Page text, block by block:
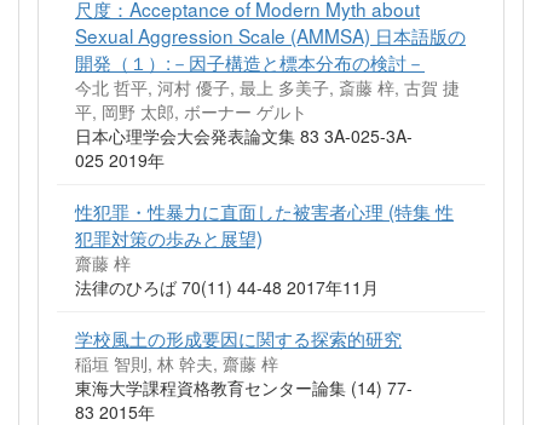
尺度：Acceptance of Modern Myth about
Sexual Aggression Scale (AMMSA) 日本語版の
開発（１）:－因子構造と標本分布の検討－
今北 哲平, 河村 優子, 最上 多美子, 斎藤 梓, 古賀 捷
平, 岡野 太郎, ボーナー ゲルト
日本心理学会大会発表論文集 83 3A-025-3A-
025 2019年
性犯罪・性暴力に直面した被害者心理 (特集 性
犯罪対策の歩みと展望)
齋藤 梓
法律のひろば 70(11) 44-48 2017年11月
学校風土の形成要因に関する探索的研究
稲垣 智則, 林 幹夫, 齋藤 梓
東海大学課程資格教育センター論集 (14) 77-
83 2015年